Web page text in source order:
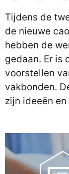
Tijdens de
de nieuwe
hebben de
gedaan. Er is
voorstellen
vakbonden.
zijn ideeën